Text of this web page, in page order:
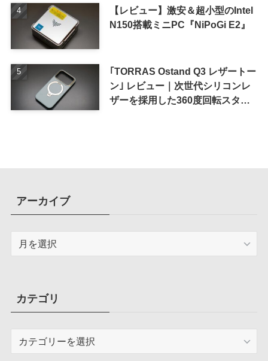
【レビュー】激安＆超小型のIntel
N150搭載ミニPC『NiPoGi E2』
｢TORRAS Ostand Q3 レザートー
ン｣ レビュー｜次世代シリコンレ
ザーを採用した360度回転スタン
アーカイブ
ブカテゴリ